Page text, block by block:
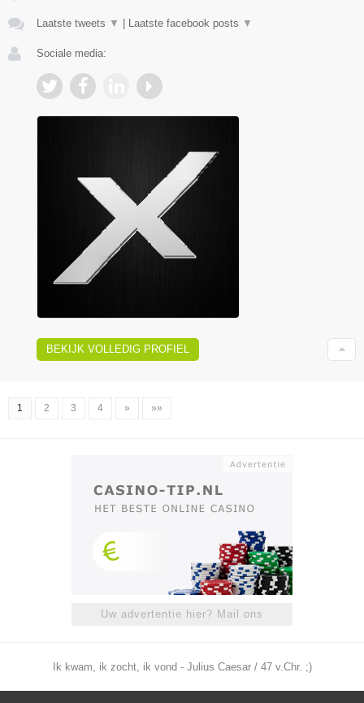
Laatste tweets ▼ | Laatste facebook posts ▼
Sociale media:
BEKIJK VOLLEDIG PROFIEL
1 2 3 4 » »»
Uw advertentie hier? Mail ons
Ik kwam, ik zocht, ik vond - Julius Caesar / 47 v.Chr. ;)